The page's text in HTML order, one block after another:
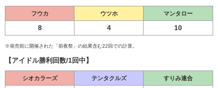
フウカ ウツホ マンタロー
8 4 10
※発売前に開催された「前夜祭」の結果含む22回での計算。
【アイドル勝利回数/1回中】
シオカラーズ テンタクルズ すりみ連合